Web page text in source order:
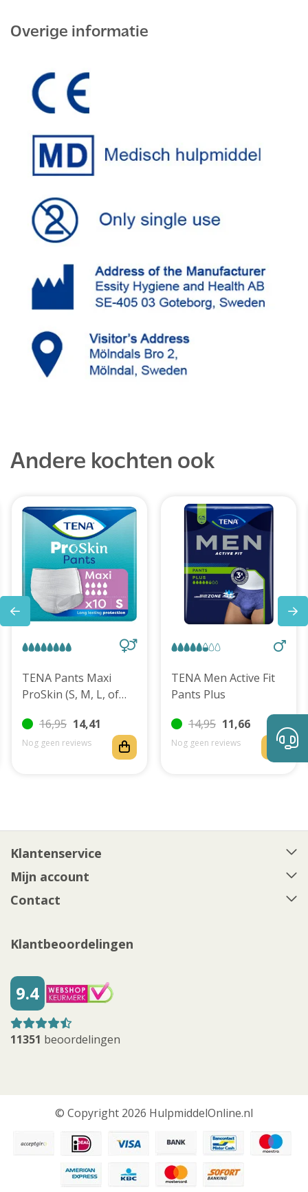
Overige informatie
Andere kochten ook
TENA Pants Maxi
ProSkin (S, M, L, of
16,95 14,41
Nog geen reviews
TENA Men Active Fit
Pants Plus
14,95 11,66
Nog geen reviews
Klantenservice
Mijn account
Contact
Klantbeoordelingen
9.4
11351 beoordelingen
© Copyright 2026 HulpmiddelOnline.nl